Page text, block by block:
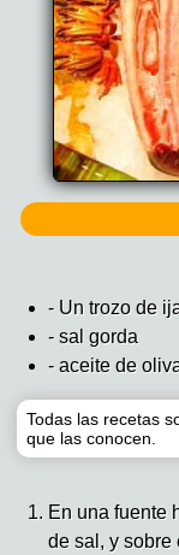
- Un trozo de
- sal gorda
- aceite de
Todas las recetas
que las conocen.
En una fuente
de sal, y sobre